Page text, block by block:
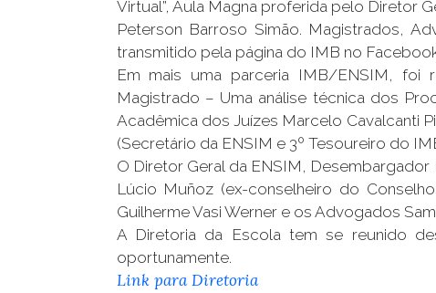
Virtual”, Aula Magna proferida pelo Diretor
Peterson Barroso Simão. Magistrados,
transmitido pela página do IMB no
Em mais uma parceria IMB/ENSIM, foi
Magistrado – Uma análise técnica dos
Acadêmica dos Juízes Marcelo Cavalcanti
(Secretário da ENSIM e 3º Tesoureiro do
O Diretor Geral da ENSIM,
Lúcio Muñoz (ex-conselheiro do
Guilherme Vasi Werner e os Advogados
A Diretoria da Escola tem se reunido
oportunamente.
Link para Diretoria